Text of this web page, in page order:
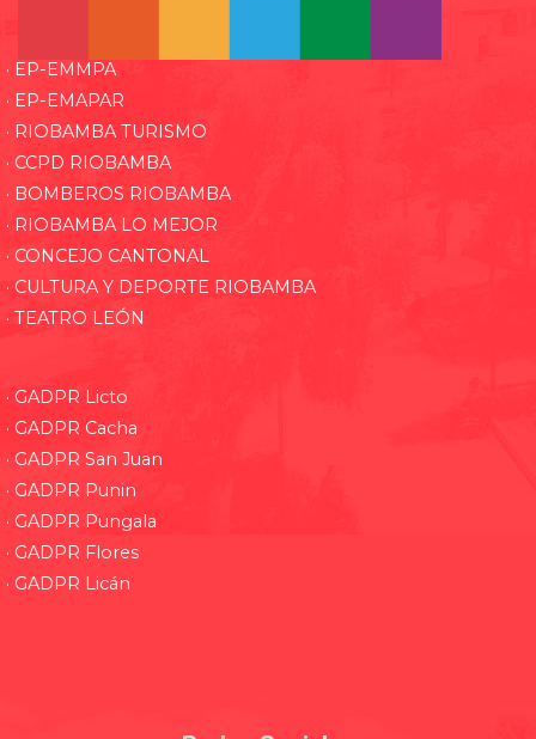
· EP-EMMPA
· EP-EMAPAR
· RIOBAMBA TURISMO
· CCPD RIOBAMBA
· BOMBEROS RIOBAMBA
· RIOBAMBA LO MEJOR
· CONCEJO CANTONAL
· CULTURA Y DEPORTE RIOBAMBA
· TEATRO LEÓN
· GADPR Licto
· GADPR Cacha
· GADPR San Juan
· GADPR Punin
· GADPR Pungala
· GADPR Flores
· GADPR Licán